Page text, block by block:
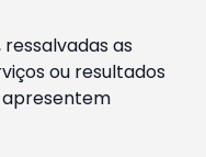
as
ou resultados
apresentem